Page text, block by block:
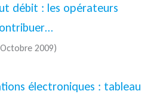
débit : les opérateurs
2009)
électroniques : tableau